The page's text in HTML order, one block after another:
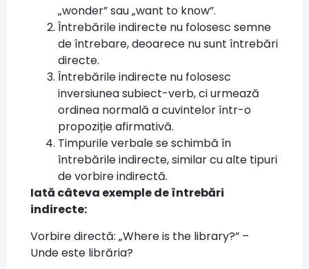
„wonder” sau „want to know”.
Întrebările indirecte nu folosesc semne
de întrebare, deoarece nu sunt întrebări
directe.
Întrebările indirecte nu folosesc
inversiunea subiect-verb, ci urmează
ordinea normală a cuvintelor într-o
propoziție afirmativă.
Timpurile verbale se schimbă în
întrebările indirecte, similar cu alte tipuri
de vorbire indirectă.
Iată câteva exemple de întrebări
indirecte:
Vorbire directă: „Where is the library?” –
Unde este librăria?